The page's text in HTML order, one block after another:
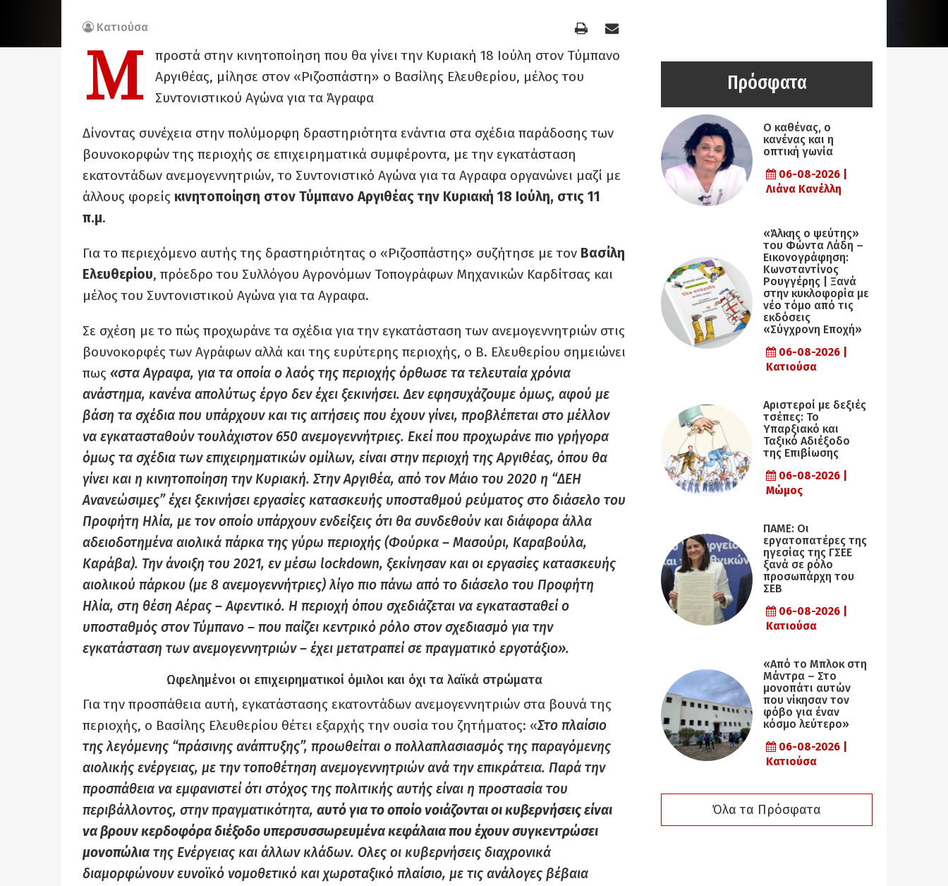
Κατιούσα
Μ
προστά στην κινητοποίηση που θα γίνει την Κυριακή 18 Ιούλη στον Τύμπανο
Αργιθέας, μίλησε στον «Ριζοσπάστη» ο Βασίλης Ελευθερίου, μέλος του
Συντονιστικού Αγώνα για τα Άγραφα
Δίνοντας συνέχεια στην πολύμορφη δραστηριότητα ενάντια στα σχέδια παράδοσης των
βουνοκορφών της περιοχής σε επιχειρηματικά συμφέροντα, με την εγκατάσταση
εκατοντάδων ανεμογεννητριών, το Συντονιστικό Αγώνα για τα Αγραφα οργανώνει μαζί με
άλλους φορείς κινητοποίηση στον Τύμπανο Αργιθέας την Κυριακή 18 Ιούλη, στις 11
π.μ.
Για το περιεχόμενο αυτής της δραστηριότητας ο «Ριζοσπάστης» συζήτησε με τον Βασίλη
Ελευθερίου, πρόεδρο του Συλλόγου Αγρονόμων Τοπογράφων Μηχανικών Καρδίτσας και
μέλος του Συντονιστικού Αγώνα για τα Αγραφα.
Σε σχέση με το πώς προχωράνε τα σχέδια για την εγκατάσταση των ανεμογεννητριών στις
βουνοκορφές των Αγράφων αλλά και της ευρύτερης περιοχής, ο Β. Ελευθερίου σημειώνει
πως «στα Αγραφα, για τα οποία ο λαός της περιοχής όρθωσε τα τελευταία χρόνια
ανάστημα, κανένα απολύτως έργο δεν έχει ξεκινήσει. Δεν εφησυχάζουμε όμως, αφού με
βάση τα σχέδια που υπάρχουν και τις αιτήσεις που έχουν γίνει, προβλέπεται στο μέλλον
να εγκατασταθούν τουλάχιστον 650 ανεμογεννήτριες. Εκεί που προχωράνε πιο γρήγορα
όμως τα σχέδια των επιχειρηματικών ομίλων, είναι στην περιοχή της Αργιθέας, όπου θα
γίνει και η κινητοποίηση την Κυριακή. Στην Αργιθέα, από τον Μάιο του 2020 η “ΔΕΗ
Ανανεώσιμες” έχει ξεκινήσει εργασίες κατασκευής υποσταθμού ρεύματος στο διάσελο του
Προφήτη Ηλία, με τον οποίο υπάρχουν ενδείξεις ότι θα συνδεθούν και διάφορα άλλα
αδειοδοτημένα αιολικά πάρκα της γύρω περιοχής (Φούρκα – Μασούρι, Καραβούλα,
Καράβα). Την άνοιξη του 2021, εν μέσω lockdown, ξεκίνησαν και οι εργασίες κατασκευής
αιολικού πάρκου (με 8 ανεμογεννήτριες) λίγο πιο πάνω από το διάσελο του Προφήτη
Ηλία, στη θέση Αέρας – Αφεντικό. Η περιοχή όπου σχεδιάζεται να εγκατασταθεί ο
υποσταθμός στον Τύμπανο – που παίζει κεντρικό ρόλο στον σχεδιασμό για την
εγκατάσταση των ανεμογεννητριών – έχει μετατραπεί σε πραγματικό εργοτάξιο».
Ωφελημένοι οι επιχειρηματικοί όμιλοι και όχι τα λαϊκά στρώματα
Για την προσπάθεια αυτή, εγκατάστασης εκατοντάδων ανεμογεννητριών στα βουνά της
περιοχής, ο Βασίλης Ελευθερίου θέτει εξαρχής την ουσία του ζητήματος: «Στο πλαίσιο
της λεγόμενης “πράσινης ανάπτυξης”, προωθείται ο πολλαπλασιασμός της παραγόμενης
αιολικής ενέργειας, με την τοποθέτηση ανεμογεννητριών ανά την επικράτεια. Παρά την
προσπάθεια να εμφανιστεί ότι στόχος της πολιτικής αυτής είναι η προστασία του
περιβάλλοντος, στην πραγματικότητα, αυτό για το οποίο νοιάζονται οι κυβερνήσεις είναι
να βρουν κερδοφόρα διέξοδο υπερσυσσωρευμένα κεφάλαια που έχουν συγκεντρώσει
μονοπώλιατης Ενέργειας και άλλων κλάδων. Ολες οι κυβερνήσεις διαχρονικά
διαμορφώνουν ευνοϊκό νομοθετικό και χωροταξικό πλαίσιο, με τις ανάλογες βέβαια
Πρόσφατα
Ο καθένας, ο
κανένας και η
οπτική γωνία
06-08-2026 |
Λιάνα Κανέλλη
«Άλκης ο ψεύτης»
του Φώντα Λάδη –
Εικονογράφηση:
Κωνσταντίνος
Ρουγγέρης | Ξανά
στην κυκλοφορία με
νέο τόμο από τις
εκδόσεις
«Σύγχρονη Εποχή»
06-08-2026 |
Κατιούσα
Αριστεροί με δεξιές
τσέπες: Το
Υπαρξιακό και
Ταξικό Αδιέξοδο
της Επιβίωσης
06-08-2026 |
Μώμος
ΠΑΜΕ: Οι
εργατοπατέρες της
ηγεσίας της ΓΣΕΕ
ξανά σε ρόλο
προσωπάρχη του
ΣΕΒ
06-08-2026 |
Κατιούσα
«Από το Μπλοκ στη
Μάντρα – Στο
μονοπάτι αυτών
που νίκησαν τον
φόβο για έναν
κόσμο λεύτερο»
06-08-2026 |
Κατιούσα
Όλα τα Πρόσφατα